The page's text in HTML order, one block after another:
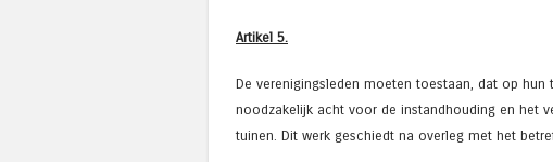
Artikel 5.
De verenigingsleden moeten toestaan, dat op
noodzakelijk acht voor de instandhouding en het
tuinen. Dit werk geschiedt na overleg met het